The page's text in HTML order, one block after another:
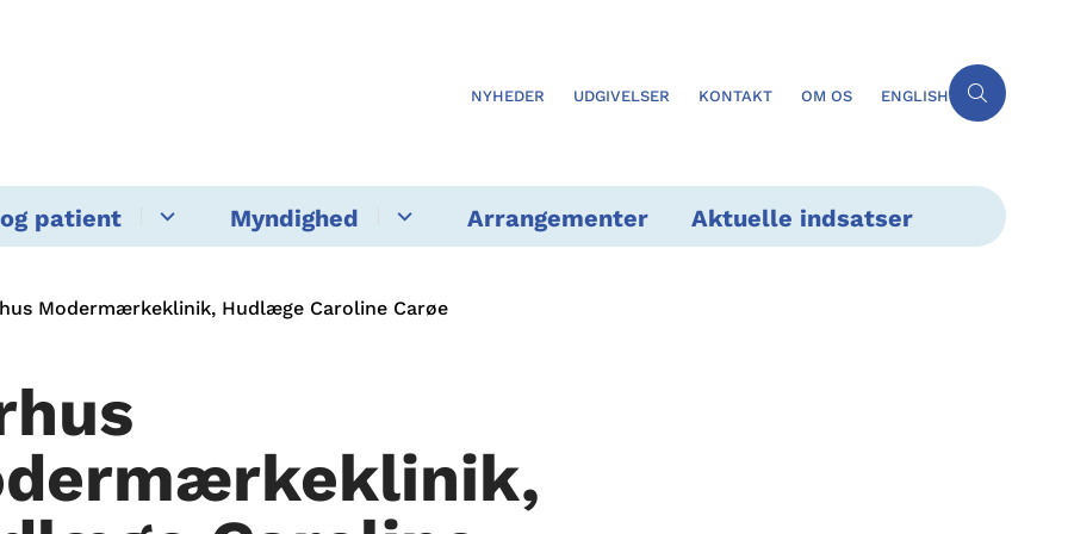
NYHEDER UDGIVELSER KONTAKT OM OS ENGLISH
patient Myndighed Arrangementer Aktuelle indsatser
Modermærkeklinik, Hudlæge Caroline Carøe